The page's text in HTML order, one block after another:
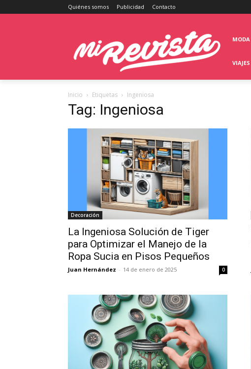
Quiénes somos Publicidad Contacto
MODA
VIAJES
Inicio Etiquetas Ingeniosa
Tag: Ingeniosa
Decoración
La Ingeniosa Solución de Tiger
para Optimizar el Manejo de la
Ropa Sucia en Pisos Pequeños
Juan Hernández - 14 de enero de 2025 0